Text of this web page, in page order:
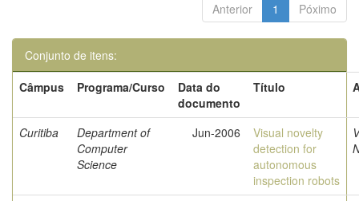
Anterior 1 Póximo
Conjunto de itens:
Câmpus
Programa/Curso
Data do
documento
Título
Curitiba
Department of
Computer
Science
Jun-2006
Visual novelty
detection for
autonomous
inspection robots